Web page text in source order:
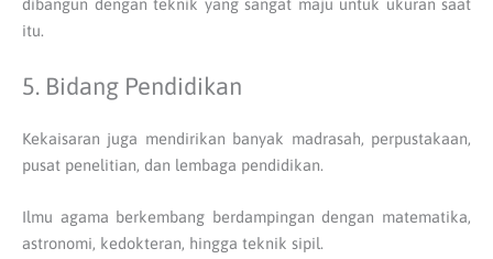
dibangun dengan teknik yang sangat maju untuk ukuran saat
itu.
5. Bidang Pendidikan
Kekaisaran juga mendirikan banyak madrasah, perpustakaan,
pusat penelitian, dan lembaga pendidikan.
Ilmu agama berkembang berdampingan dengan matematika,
astronomi, kedokteran, hingga teknik sipil.